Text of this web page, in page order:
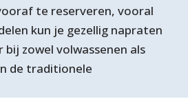
te reserveren, vooral
kun je gezellig napraten
zowel volwassenen als
de traditionele